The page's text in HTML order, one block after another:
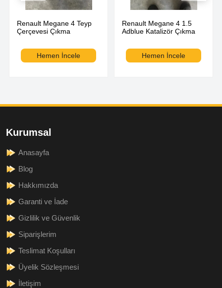
Renault Megane 4 Teyp
Çerçevesi Çıkma
Hemen İncele
Renault Megane 4 1.5
Adblue Katalizör Çıkma
Hemen İncele
Kurumsal
Anasayfa
Blog
Hakkımızda
Garanti ve İade
Gizlilik ve Güvenlik
Siparişlerim
Teslimat Koşulları
Üyelik Sözleşmesi
İletişim